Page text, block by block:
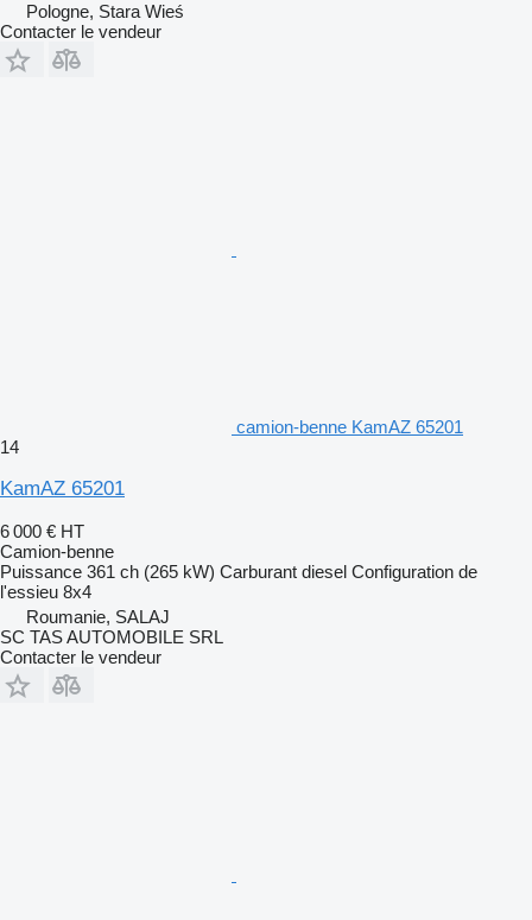
Pologne, Stara Wieś
Contacter le vendeur
camion-benne KamAZ 65201
14
KamAZ 65201
6 000 € HT
Camion-benne
Puissance 361 ch (265 kW) Carburant diesel Configuration de
l'essieu 8x4
Roumanie, SALAJ
SC TAS AUTOMOBILE SRL
Contacter le vendeur